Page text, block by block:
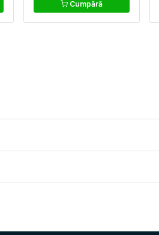
Cumpără